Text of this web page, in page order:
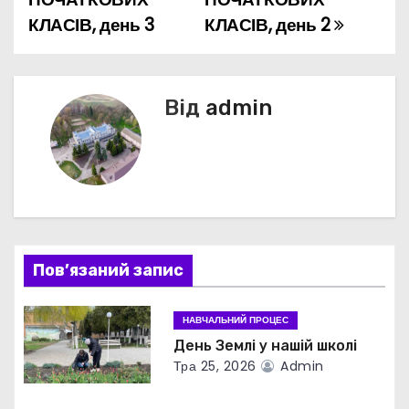
а
ц
і
я
з
а
КЛАСІВ, день 2
КЛАСІВ, день 3
Від admin
Пов’язаний запис
НАВЧАЛЬНИЙ ПРОЦЕС
День Землі у нашій школі
Тра 25, 2026 Admin